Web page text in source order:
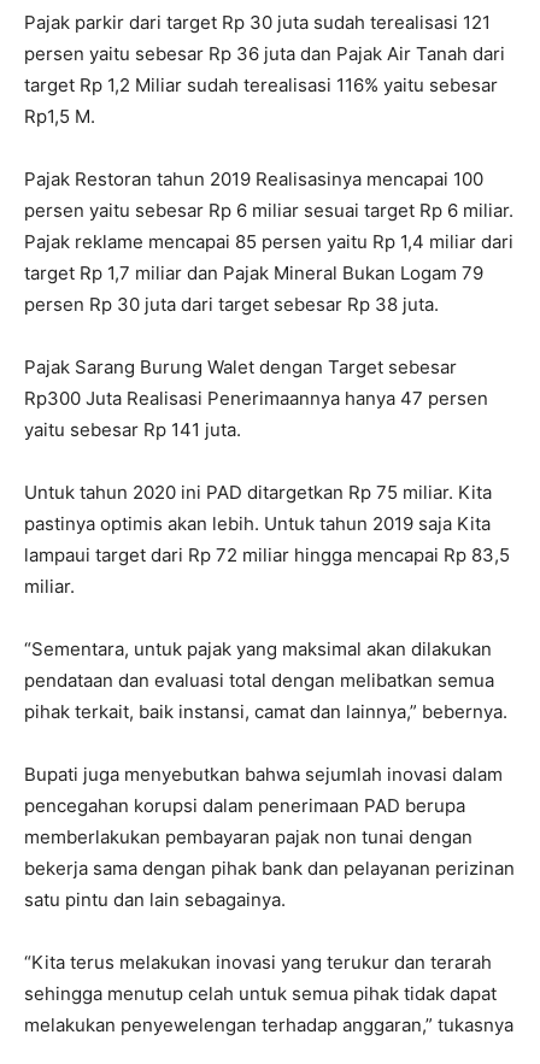
Pajak parkir dari target Rp 30 juta sudah terealisasi 121
persen yaitu sebesar Rp 36 juta dan Pajak Air Tanah dari
target Rp 1,2 Miliar sudah terealisasi 116% yaitu sebesar
Rp1,5 M.
Pajak Restoran tahun 2019 Realisasinya mencapai 100
persen yaitu sebesar Rp 6 miliar sesuai target Rp 6 miliar.
Pajak reklame mencapai 85 persen yaitu Rp 1,4 miliar dari
target Rp 1,7 miliar dan Pajak Mineral Bukan Logam 79
persen Rp 30 juta dari target sebesar Rp 38 juta.
Pajak Sarang Burung Walet dengan Target sebesar
Rp300 Juta Realisasi Penerimaannya hanya 47 persen
yaitu sebesar Rp 141 juta.
Untuk tahun 2020 ini PAD ditargetkan Rp 75 miliar. Kita
pastinya optimis akan lebih. Untuk tahun 2019 saja Kita
lampaui target dari Rp 72 miliar hingga mencapai Rp 83,5
miliar.
“Sementara, untuk pajak yang maksimal akan dilakukan
pendataan dan evaluasi total dengan melibatkan semua
pihak terkait, baik instansi, camat dan lainnya,” bebernya.
Bupati juga menyebutkan bahwa sejumlah inovasi dalam
pencegahan korupsi dalam penerimaan PAD berupa
memberlakukan pembayaran pajak non tunai dengan
bekerja sama dengan pihak bank dan pelayanan perizinan
satu pintu dan lain sebagainya.
“Kita terus melakukan inovasi yang terukur dan terarah
sehingga menutup celah untuk semua pihak tidak dapat
melakukan penyewelengan terhadap anggaran,” tukasnya